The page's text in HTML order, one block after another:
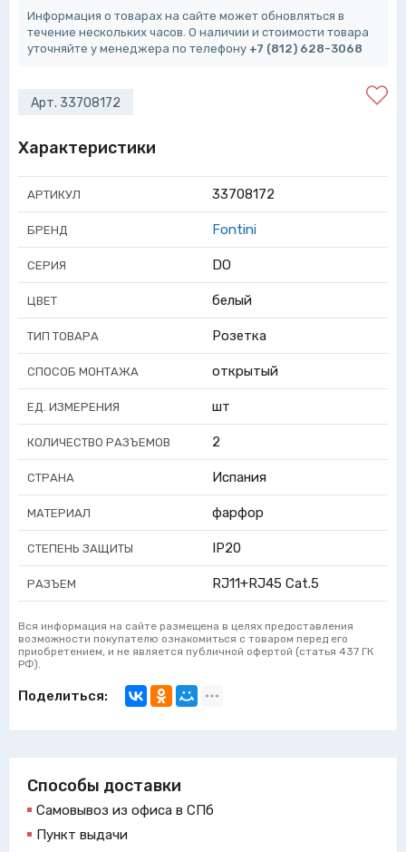
Информация о товарах на сайте может обновляться в
течение нескольких часов. О наличии и стоимости товара
уточняйте у менеджера по телефону +7 (812) 628-3068
Арт. 33708172
Характеристики
АРТИКУЛ 33708172
БРЕНД Fontini
СЕРИЯ DO
ЦВЕТ белый
ТИП ТОВАРА Розетка
СПОСОБ МОНТАЖА открытый
ЕД. ИЗМЕРЕНИЯ шт
КОЛИЧЕСТВО РАЗЪЕМОВ 2
СТРАНА Испания
МАТЕРИАЛ фарфор
СТЕПЕНЬ ЗАЩИТЫ IP20
РАЗЪЕМ RJ11+RJ45 Cat.5
Вся информация на сайте размещена в целях предоставления
возможности покупателю ознакомиться с товаром перед его
приобретением, и не является публичной офертой (статья 437 ГК
РФ).
Поделиться:
Способы доставки
Самовывоз из офиса в СПб
Пункт выдачи